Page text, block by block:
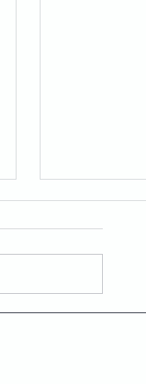
Guía